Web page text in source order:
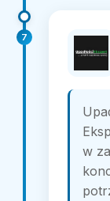
7
w